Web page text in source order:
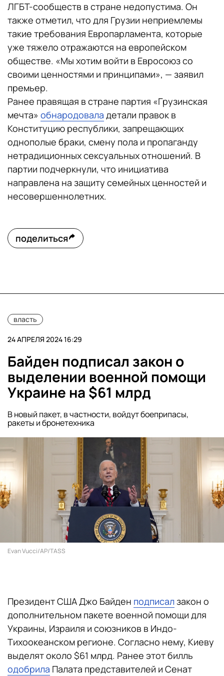
ЛГБТ-сообществ в стране недопустима. Он
также отметил, что для Грузии неприемлемы
такие требования Европарламента, которые
уже тяжело отражаются на европейском
обществе. «Мы хотим войти в Евросоюз со
своими ценностями и принципами», — заявил
премьер.
Ранее правящая в стране партия «Грузинская
мечта» обнародовала детали правок в
Конституцию республики, запрещающих
однополые браки, смену пола и пропаганду
нетрадиционных сексуальных отношений. В
партии подчеркнули, что инициатива
направлена на защиту семейных ценностей и
несовершеннолетних.
поделиться
власть
24 АПРЕЛЯ 2024 16:29
Байден подписал закон о
выделении военной помощи
Украине на $61 млрд
В новый пакет, в частности, войдут боеприпасы,
ракеты и бронетехника
Evan Vucci/AP/TASS
Президент США Джо Байден подписалзакон о
дополнительном пакете военной помощи для
Украины, Израиля и союзников в Индо-
Тихоокеанском регионе. Согласно нему, Киеву
выделят около $61 млрд. Ранее этот билль
одобрила Палата представителей и Сенат